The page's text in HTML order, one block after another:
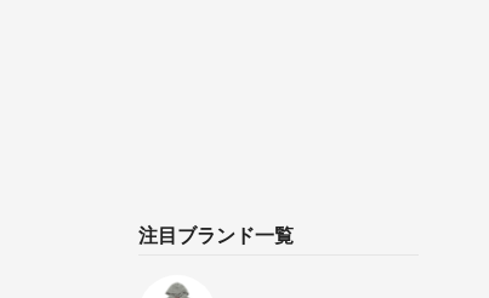
注目ブランド一覧